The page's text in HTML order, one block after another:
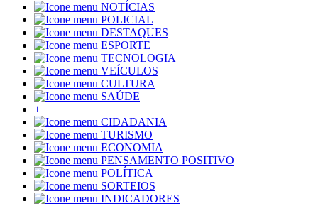
NOTÍCIAS
POLICIAL
DESTAQUES
ESPORTE
TECNOLOGIA
VEÍCULOS
CULTURA
SAÚDE
+
CIDADANIA
TURISMO
ECONOMIA
PENSAMENTO POSITIVO
POLÍTICA
SORTEIOS
INDICADORES